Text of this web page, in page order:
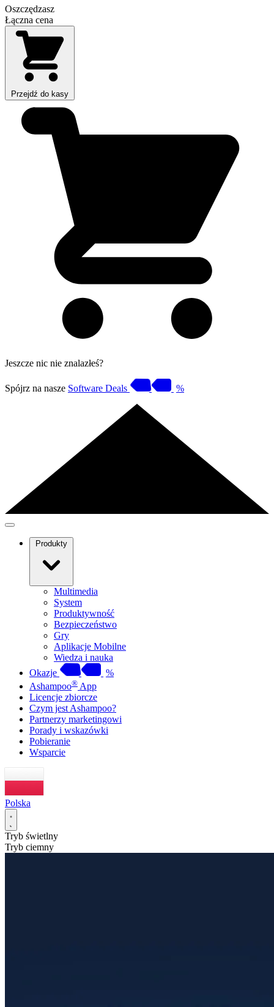
Oszczędzasz
Łączna cena
Przejdź do kasy
Jeszcze nic nie znalazłeś?
Spójrz na nasze Software Deals %
Produkty
Multimedia
System
Produktywność
Bezpieczeństwo
Gry
Aplikacje Mobilne
Wiedza i nauka
Okazje
%
Ashampoo® App
Licencje zbiorcze
Czym jest Ashampoo?
Partnerzy marketingowi
Porady i wskazówki
Pobieranie
Wsparcie
Polska
Tryb świetlny
Tryb ciemny